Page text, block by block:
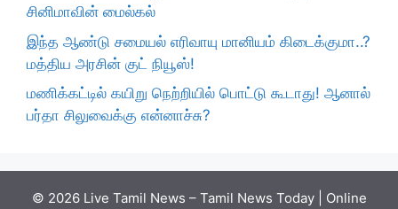
சினிமாவின் மைல்கல்
இந்த ஆண்டு சமையல் எரிவாயு மானியம் கிடைக்குமா..?
மத்திய அரசின் குட் நியூஸ்!
மணிக்கட்டில் கயிறு நெற்றியில் பொட்டு கூடாது! ஆனால்
பர்தா சிலுவைக்கு என்னாச்சு?
© 2026 Live Tamil News – Tamil News Today | Online